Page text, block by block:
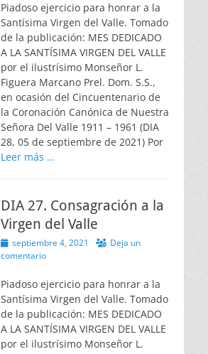
Piadoso ejercicio para honrar a la
Santísima Virgen del Valle. Tomado
de la publicación: MES DEDICADO
A LA SANTÍSIMA VIRGEN DEL VALLE
por el ilustrísimo Monseñor L.
Figuera Marcano Prel. Dom. S.S.,
en ocasión del Cincuentenario de
la Coronación Canónica de Nuestra
Señora Del Valle 1911 – 1961 (DIA
28, 05 de septiembre de 2021) Por
Leer más …
DIA 27. Consagración a la
Virgen del Valle
Publicado
el
septiembre 4, 2021
Deja un
comentario
Piadoso ejercicio para honrar a la
Santísima Virgen del Valle. Tomado
de la publicación: MES DEDICADO
A LA SANTÍSIMA VIRGEN DEL VALLE
por el ilustrísimo Monseñor L.